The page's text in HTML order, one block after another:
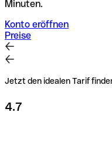
Minuten.
Konto eröffnen
Preise
Jetzt den idealen Tarif
4.7